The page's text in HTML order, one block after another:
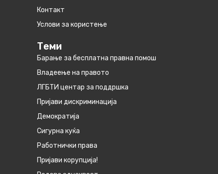
Контакт
Услови за користење
Теми
Барање за бесплатна правна помош
Владеење на правото
ЛГБТИ центар за поддршка
Пријави дискриминација
Демократија
Сигурна куќа
Работнички права
Пријави корупција!